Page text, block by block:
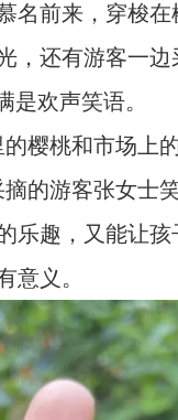
名前来，穿梭
，还有游客一
是欢声笑语。
樱桃和市场上
的游客张女士
乐趣，又能让
意义。